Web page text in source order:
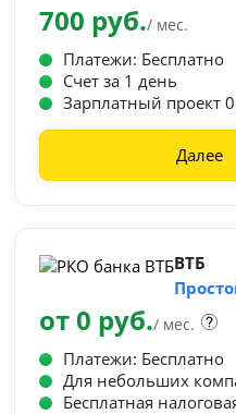
700 руб./ мес.
Платежи: Бесплатно
Счет за 1 день
Зарплатный проект
Далее
ВТБ
от 0 руб./ мес.
Платежи: Бесплатно
Для небольших
Бесплатная